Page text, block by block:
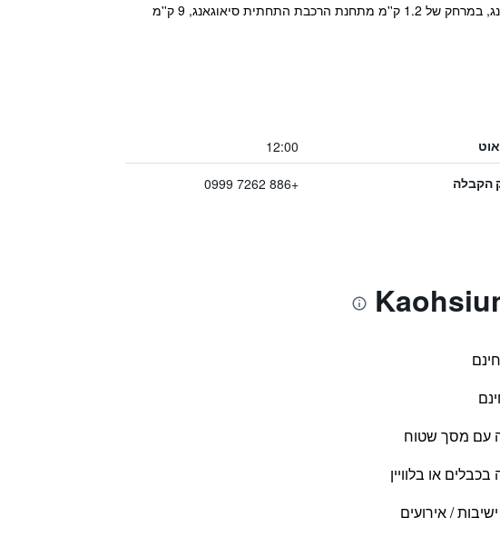
מקום האירוח Kaohsiung International Plaza ממוקם במיקום טוב ברובע Xiaogang District בגאושיונג, במרחק של 1.2 ק''מ מתחנת הרכבת התחתית סיאוגאנג, 9 ק''מ
12:00
הקבלה +886 7262 0999
עם מסך שטוח
בכבלים או בלוויין
/ אירועים